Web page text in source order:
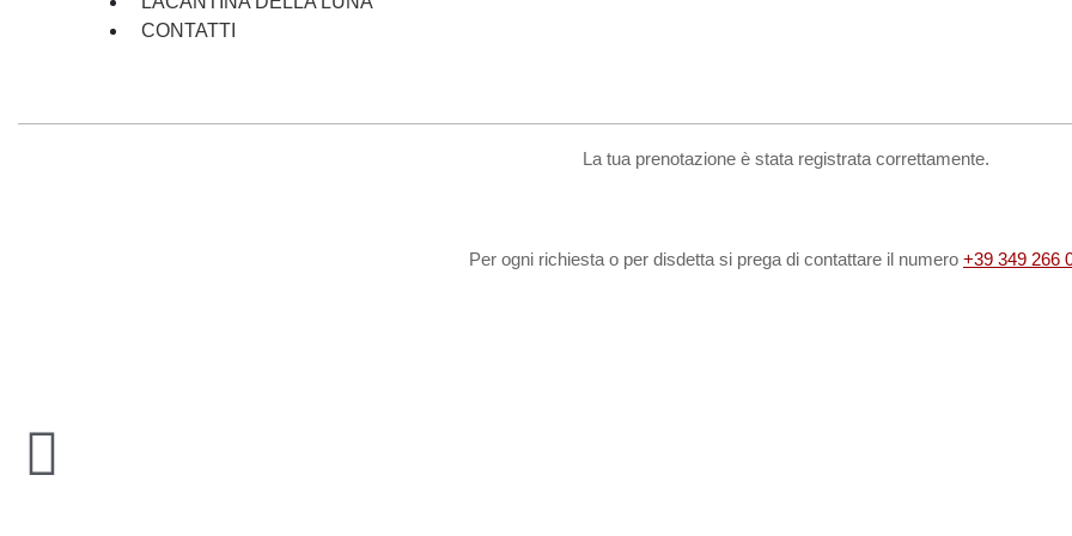
CONTATTI
La tua prenotazione è stata registrata correttamente.
Per ogni richiesta o per disdetta si prega di contattare il numero +39 349 266